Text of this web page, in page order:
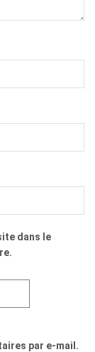
dans le
par e-mail.